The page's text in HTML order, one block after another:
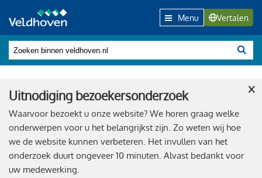
Menu Vertalen
Uitnodiging bezoekersonderzoek
Waarvoor bezoekt u onze website? We horen graag welke
onderwerpen voor u het belangrijkst zijn. Zo weten wij hoe
we de website kunnen verbeteren. Het invullen van het
onderzoek duurt ongeveer 10 minuten. Alvast bedankt voor
uw medewerking.
×